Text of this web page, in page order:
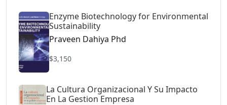
Enzyme Biotechnology for Environmental
Sustainability
Praveen Dahiya Phd
$3,150
La Cultura Organizacional Y Su Impacto
En La Gestion Empresa